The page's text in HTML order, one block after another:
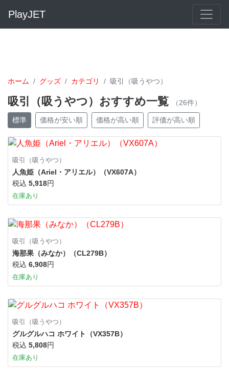
PlayJET
ホーム グッズ カテゴリ 吸引（吸うやつ）
吸引（吸うやつ）おすすめ一覧 （26件）
標準 価格が安い順 価格が高い順 評価が高い順
吸引（吸うやつ）
人魚姫（Ariel・アリエル）（VX607A）
税込 5,918円
在庫あり
吸引（吸うやつ）
海那果（みなか）（CL279B）
税込 6,908円
在庫あり
吸引（吸うやつ）
グルグルハコ ホワイト（VX357B）
税込 5,808円
在庫あり